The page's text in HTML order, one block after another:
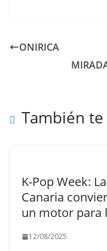
ONIRICA
También
K-Pop Week:
Canaria
un motor para
12/08/2025